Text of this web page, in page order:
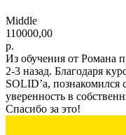
Middle
110000,00
р.
Из обучения от Романа
2-3 назад. Благодаря
SOLID’а,
уверенность в
Спасибо за это!